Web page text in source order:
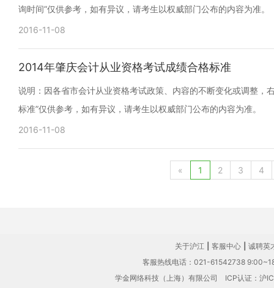
询时间”仅供参考，如有异议，请考生以权威部门公布的内容为准。
2016-11-08
2014年肇庆会计从业资格考试成绩合格标准
说明：因各省市会计从业资格考试政策、内容的不断变化或调整，
标准”仅供参考，如有异议，请考生以权威部门公布的内容为准。
2016-11-08
« 1 2 3 4
关于沪江 客服中心
诚聘英
客服热线电话：021-61542738
学金网络科技（上海）有限公司 ICP认证：沪